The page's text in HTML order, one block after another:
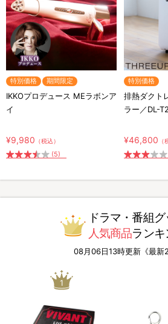
特別価格 期間限定
IKKOプロデュース MEラボンア
イ
¥9,980 （税込）
(5)
特別価格
排熱ダクト
ラー／DL-
¥46,800 （
ドラマ・番組
人気商品ランキ
08月06日13時更新《最新
1